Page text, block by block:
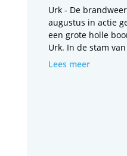
Urk - De
augustus in actie
een grote holle
Urk. In de stam
Lees meer